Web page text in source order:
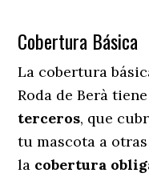
Cobertura Básica
La cobertura
Roda de Berà
terceros, que
tu mascota a otras
la cobertura